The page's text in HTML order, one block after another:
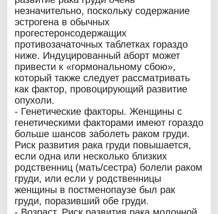
незначительно, поскольку содержание
эстрогена в обычных
прогестеронсодержащих
противозачаточных таблетках гораздо
ниже. Индуцированный аборт может
привести к «гормональному сбою»,
который также следует рассматривать
как фактор, провоцирующий развитие
опухоли.
- Генетические факторы. Женщины с
генетическими факторами имеют гораздо
больше шансов заболеть раком груди.
Риск развития рака груди повышается,
если одна или несколько близких
родственниц (мать/сестра) болели раком
груди, или если у родственницы
женщины в постменопаузе был рак
груди, поразивший обе груди.